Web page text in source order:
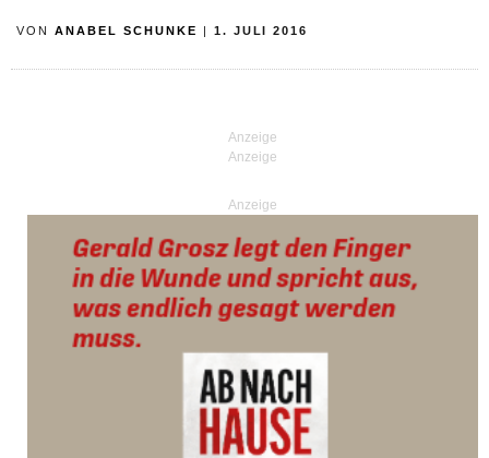
VON ANABEL SCHUNKE | 1. JULI 2016
Anzeige